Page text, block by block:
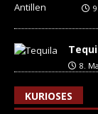
8.
KURIOSES